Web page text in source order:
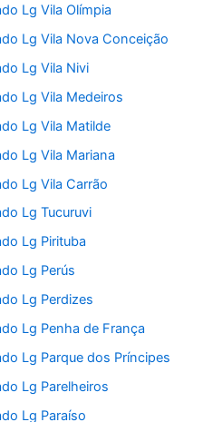
Lg Vila Olímpia
Lg Vila Nova Conceição
Lg Vila Nivi
Lg Vila Medeiros
Lg Vila Matilde
Lg Vila Mariana
Lg Vila Carrão
Lg Tucuruvi
Lg Pirituba
Lg Perús
Lg Perdizes
Lg Penha de França
Lg Parque dos Príncipes
Lg Parelheiros
Lg Paraíso